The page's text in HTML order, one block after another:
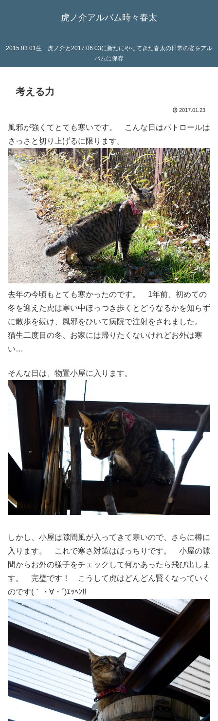
虎ノ介アルバム時々春太
2015.03.01生 虎ノ介と2017.06.03に新たにやってきた春太の日常の姿をアル
バムに保存
考える力
2017.01.23
風邪が強くてとても寒いです。 こんな日はパトロールは
さっさと切り上げるに限ります。
去年の今頃もとても寒かったのです。 1年前、初めての
冬を迎えた虎は寒い中ほっつき歩くとどうなるかを知らず
に散歩を続け、風邪をひいて病院で注射をされました。
猫生二度目の冬、お家には帰りたくないけれどお外は寒
い…
そんな日は、物置小屋に入ります。
しかし、小屋は隙間風が入ってきて寒いので、さらに樽に
入ります。 これで寒さ対策はばっちりです。 小屋の隙
間からお外の様子をチェックして何かあったら飛び出しま
す。 完璧です！ こうして虎はどんどん賢くなっていく
のです(｀・∀・´)ｴｯﾍﾝ!!